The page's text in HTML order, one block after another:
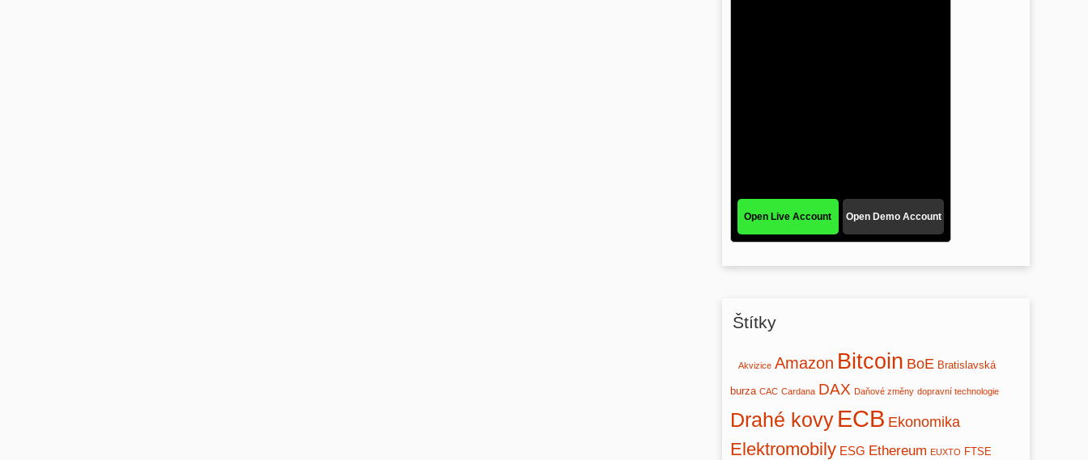
Štítky
Akvizice Amazon Bitcoin BoE Bratislavská
burza CAC Cardana DAX Daňové změny dopravní technologie
Drahé kovy ECB Ekonomika
Elektromobily ESG Ethereum EUXTO FTSE